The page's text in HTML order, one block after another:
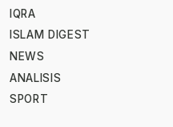
IQRA
ISLAM DIGEST
NEWS
ANALISIS
SPORT